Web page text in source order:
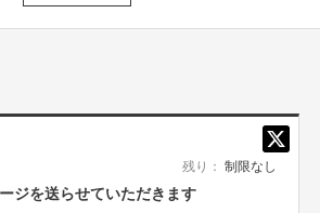
残り： 制限なし
ジを送らせていただきます